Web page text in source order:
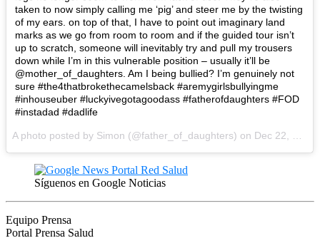
taken to now simply calling me ‘pig’ and steer me by the twisting
of my ears. on top of that, I have to point out imaginary land
marks as we go from room to room and if the guided tour isn’t
up to scratch, someone will inevitably try and pull my trousers
down while I’m in this vulnerable position – usually it’ll be
@mother_of_daughters. Am I being bullied? I’m genuinely not
sure #the4thatbrokethecamelsback #aremygirlsbullyingme
#inhouseuber #luckyivegotagoodass #fatherofdaughters #FOD
#instadad #dadlife
A photo posted by Simon (@father_of_daughters) on Dec 22, 2016 at 12:25pm PST
Síguenos en Google Noticias
Equipo Prensa
Portal Prensa Salud